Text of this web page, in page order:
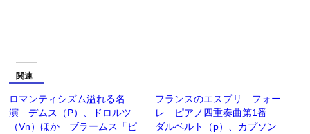
関連
ロマンティシズム溢れる名
演 デムス（P）、ドロルツ
（Vn）ほか ブラームス「ピ
フランスのエスプリ フォー
レ ピアノ四重奏曲第1番
ダルベルト（p）、カプソン